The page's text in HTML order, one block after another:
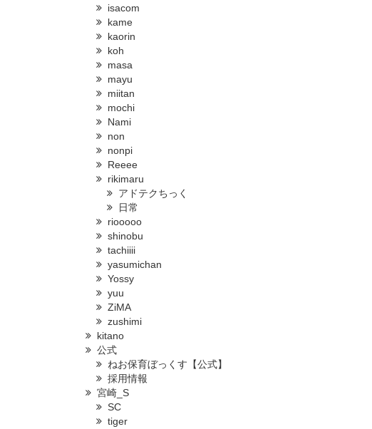
isacom
kame
kaorin
koh
masa
mayu
miitan
mochi
Nami
non
nonpi
Reeee
rikimaru
アドテクちっく
日常
riooooo
shinobu
tachiiii
yasumichan
Yossy
yuu
ZiMA
zushimi
kitano
公式
ねお保育ぼっくす【公式】
採用情報
宮崎_S
SC
tiger